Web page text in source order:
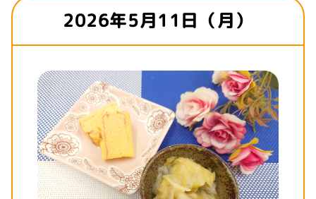
2026年5月11日（月）